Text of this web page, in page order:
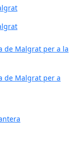
de Malgrat per a